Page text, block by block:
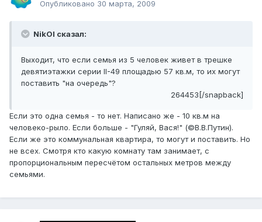
Опубликовано 30 марта, 2009
NikOl сказал:
Выходит, что если семья из 5 человек живет в трешке
девятиэтажки серии II-49 площадью 57 кв.м, то их могут
поставить "на очередь"?
264453[/snapback]
Если это одна семья - то нет. Написано же - 10 кв.м на
человеко-рыло. Если больше - "Гуляй, Вася!" (©В.В.Путин).
Если же это коммунальная квартира, то могут и поставить. Но
не всех. Смотря кто какую комнату там занимает, с
пропорциональным пересчётом остальных метров между
семьями.